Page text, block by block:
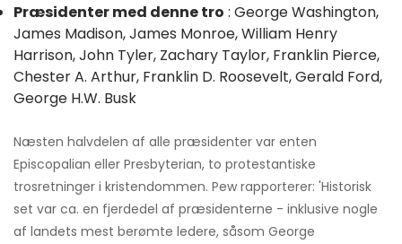
Præsidenter med denne tro : George Washington,
James Madison, James Monroe, William Henry
Harrison, John Tyler, Zachary Taylor, Franklin Pierce,
Chester A. Arthur, Franklin D. Roosevelt, Gerald Ford,
George H.W. Busk
Næsten halvdelen af ​​alle præsidenter var enten
Episcopalian eller Presbyterian, to protestantiske
trosretninger i kristendommen. Pew rapporterer: 'Historisk
set var ca. en fjerdedel af præsidenterne - inklusive nogle
af landets mest berømte ledere, såsom George